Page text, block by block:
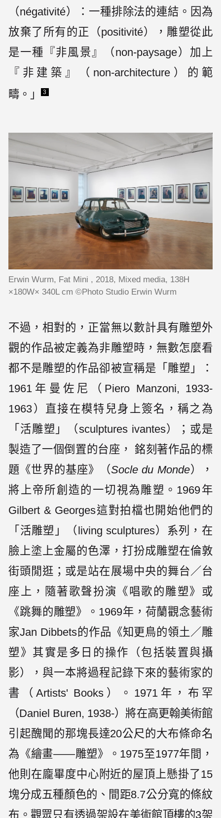
（négativité）：一種排除法的連結。因為
放棄了所有的正（positivité），雕塑從此
是一種『非風景』（non-paysage）加上
『非建築』（non-architecture）的範
疇。」 3
Erwin Wurm, Fat Mini , 2018, Mixed media, 138H
×180W× 340L cm ©Photo Studio Erwin Wurm
不過，相對的，正當無以數計具有雕塑外
觀的作品被定義為非雕塑時，無數怎麼看
都不是雕塑的作品卻被宣稱是「雕塑」：
1961年曼佐尼（Piero Manzoni, 1933-
1963）直接在模特兒身上簽名，稱之為
「活雕塑」（sculptures ivantes）；或是
製造了一個倒置的台座， 銘刻著作品的標
題《世界的基座》（Socle du Monde），
將上帝所創造的一切視為雕塑。1969年
Gilbert & Georges這對拍檔也開始他們的
「活雕塑」（living sculptures）系列，在
臉上塗上金屬的色澤，打扮成雕塑在倫敦
街頭閒逛；或是站在展場中央的舞台／台
座上，隨著歌聲扮演《唱歌的雕塑》或
《跳舞的雕塑》。1969年，荷蘭觀念藝術
家Jan Dibbets的作品《知更鳥的領土／雕
塑》其實是多日的操作（包括裝置與攝
影），與一本將過程記錄下來的藝術家的
書（Artists' Books）。1971年，布罕
（Daniel Buren, 1938-）將在高更翰美術館
引起醜聞的那塊長達20公尺的大布條命名
為《繪畫——雕塑》。1975至1977年間，
他則在龐畢度中心附近的屋頂上懸掛了15
塊分成五種顏色的、間距8.7公分寬的條紋
布。觀眾只有透過架設在美術館頂樓的3架